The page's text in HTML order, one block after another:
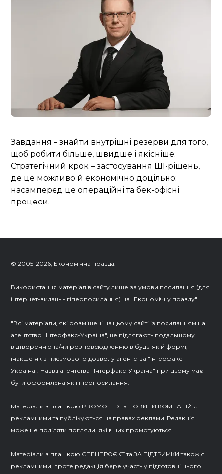
Завдання – знайти внутрішні резерви для того,
щоб робити більше, швидше і якісніше.
Стратегічний крок – застосування ШІ-рішень,
де це можливо й економічно доцільно:
насамперед це операційні та бек-офісні
процеси.
© 2005-2026, Економічна правда.
Використання матеріалів сайту лише за умови посилання (для
інтернет-видань - гіперпосилання) на "Економічну правду".
"Всі матеріали, які розміщені на цьому сайті із посиланням на
агентство "Інтерфакс-Україна", не підлягають подальшому
відтворенню та/чи розповсюдженню в будь-якій формі,
інакше як з письмового дозволу агентства "Інтерфакс-
Україна". Назва агентства "Інтерфакс-Україна" при цьому має
бути оформлена як гіперпосилання.
Матеріали з плашкою PROMOTED та НОВИНИ КОМПАНІЙ є
рекламними та публікуються на правах реклами. Редакція
може не поділяти погляди, які в них промотуються.
Матеріали з плашкою СПЕЦПРОЄКТ та ЗА ПІДТРИМКИ також є
рекламними, проте редакція бере участь у підготовці цього